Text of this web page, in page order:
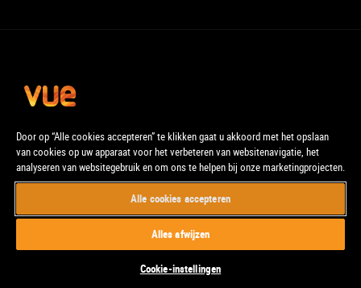
© Vue. Alle rechten voorbehouden.
Door op “Alle cookies accepteren” te klikken gaat u akkoord met het opslaan
van cookies op uw apparaat voor het verbeteren van websitenavigatie, het
analyseren van websitegebruik en om ons te helpen bij onze marketingprojecten.
Alle cookies accepteren
Alles afwijzen
Cookie-instellingen